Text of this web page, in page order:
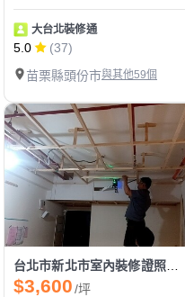
大台北裝修通
5.0
(37)
苗栗縣頭份市與其他59個
台北市新北市室內裝修證照新成屋簡易矽酸鈣板天花板裝修.造型天花板裝修.間接天花板裝修
$3,600/坪